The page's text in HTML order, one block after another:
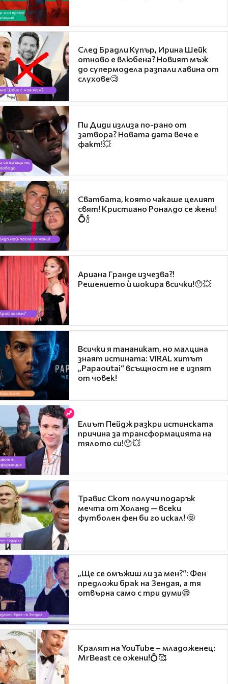
След Брадли Купър, Ирина Шейк
отново е влюбена? Новият мъж
до супермодела разпали лавина от
слухове🧐
Пи Диди излиза по-рано от
затвора? Новата дата вече е
факт!💥
Сватбата, която чакаше целият
свят! Кристиано Роналдо се жени!
💍🍾
Ариана Гранде изчезва?!
Решението ѝ шокира всички!😯💥
Всички я тананикат, но малцина
знаят истината: VIRAL хитът
„Papaoutai“ всъщност не е изпят
от човек!
Елиът Пейдж разкри истинската
причина за трансформацията на
тялото си!😯💥
Травис Скот получи подарък
мечта от Холанд — всеки
футболен фен би го искал! 🤩
„Ще се омъжиш ли за мен?“: Фен
предложи брак на Зендая, а тя
отвърна само с три думи😅
Кралят на YouTube – младоженец:
MrBeast се ожени!💍🥰